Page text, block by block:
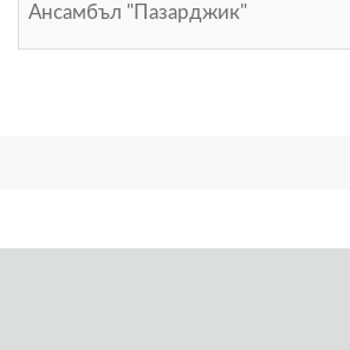
Ансамбъл "Пазарджик"